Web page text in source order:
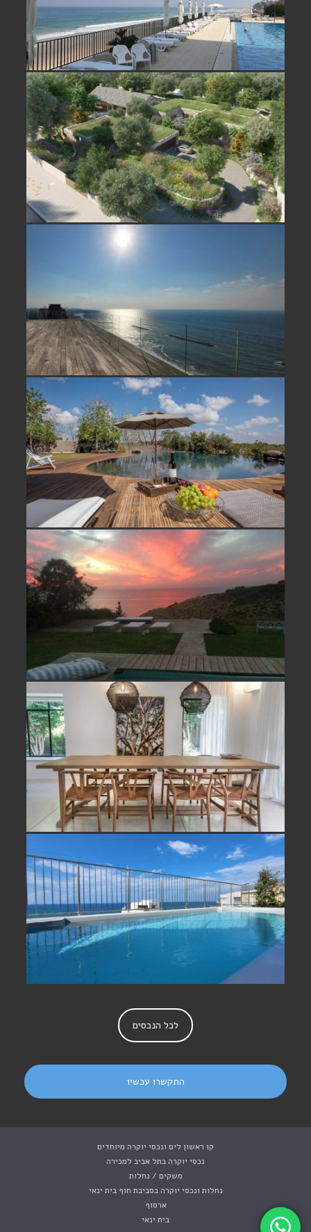
נחלה למכירה ברשפון, נדירה ובמיקום
ייחודי- נמכר
דירה על הים למכירה בתל אביב
וילה יוקרתית למכירה קרוב לתל אביב
על גבעה מוקפת טבע מול נוף פתוח
וילה למכירה קו ראשון לים בארסוף –
לא אקטואלי
למכירה וילה בחופית- נמכר!
פנטהאוז עם נוף מלא לים להשכרה ביפו
תל אביב
לכל הנכסים
התקשרו עכשיו
קו ראשון לים ונכסי יוקרה מיוחדים
נכסי יוקרה בתל אביב למכירה
משקים / נחלות
נחלות ונכסי יוקרה בסביבת חוף בית ינאי
ארסוף
בית ינאי